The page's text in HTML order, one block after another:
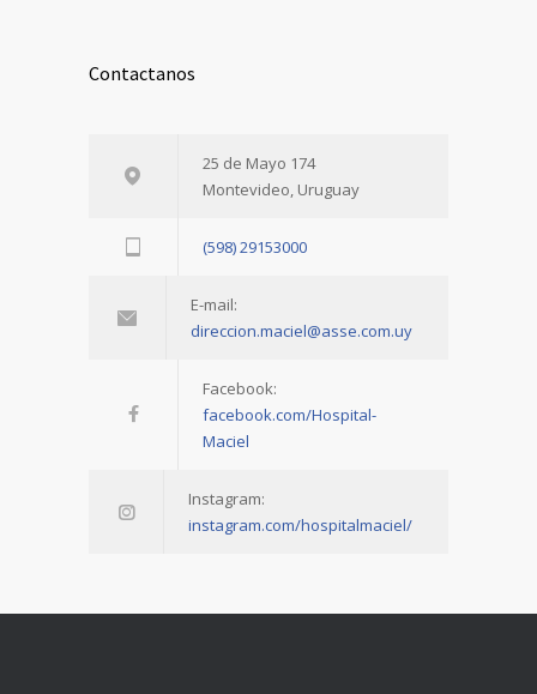
Contactanos
25 de Mayo 174
Montevideo, Uruguay
(598) 29153000
E-mail:
direccion.maciel@asse.com.uy
Facebook:
facebook.com/Hospital-
Maciel
Instagram:
instagram.com/hospitalmaciel/